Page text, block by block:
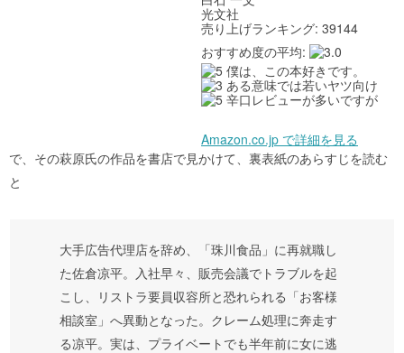
光文社
売り上げランキング: 39144
おすすめ度の平均:
僕は、この本好きです。
ある意味では若いヤツ向け
辛口レビューが多いですが
Amazon.co.jp で詳細を見る
で、その萩原氏の作品を書店で見かけて、裏表紙のあらすじを読む
と
大手広告代理店を辞め、「珠川食品」に再就職し
た佐倉凉平。入社早々、販売会議でトラブルを起
こし、リストラ要員収容所と恐れられる「お客様
相談室」へ異動となった。クレーム処理に奔走す
る凉平。実は、プライベートでも半年前に女に逃